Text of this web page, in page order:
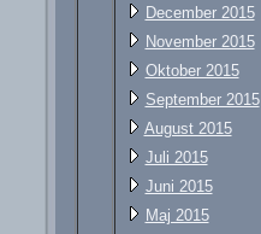
December 2015
November 2015
Oktober 2015
September 2015
August 2015
Juli 2015
Juni 2015
Maj 2015